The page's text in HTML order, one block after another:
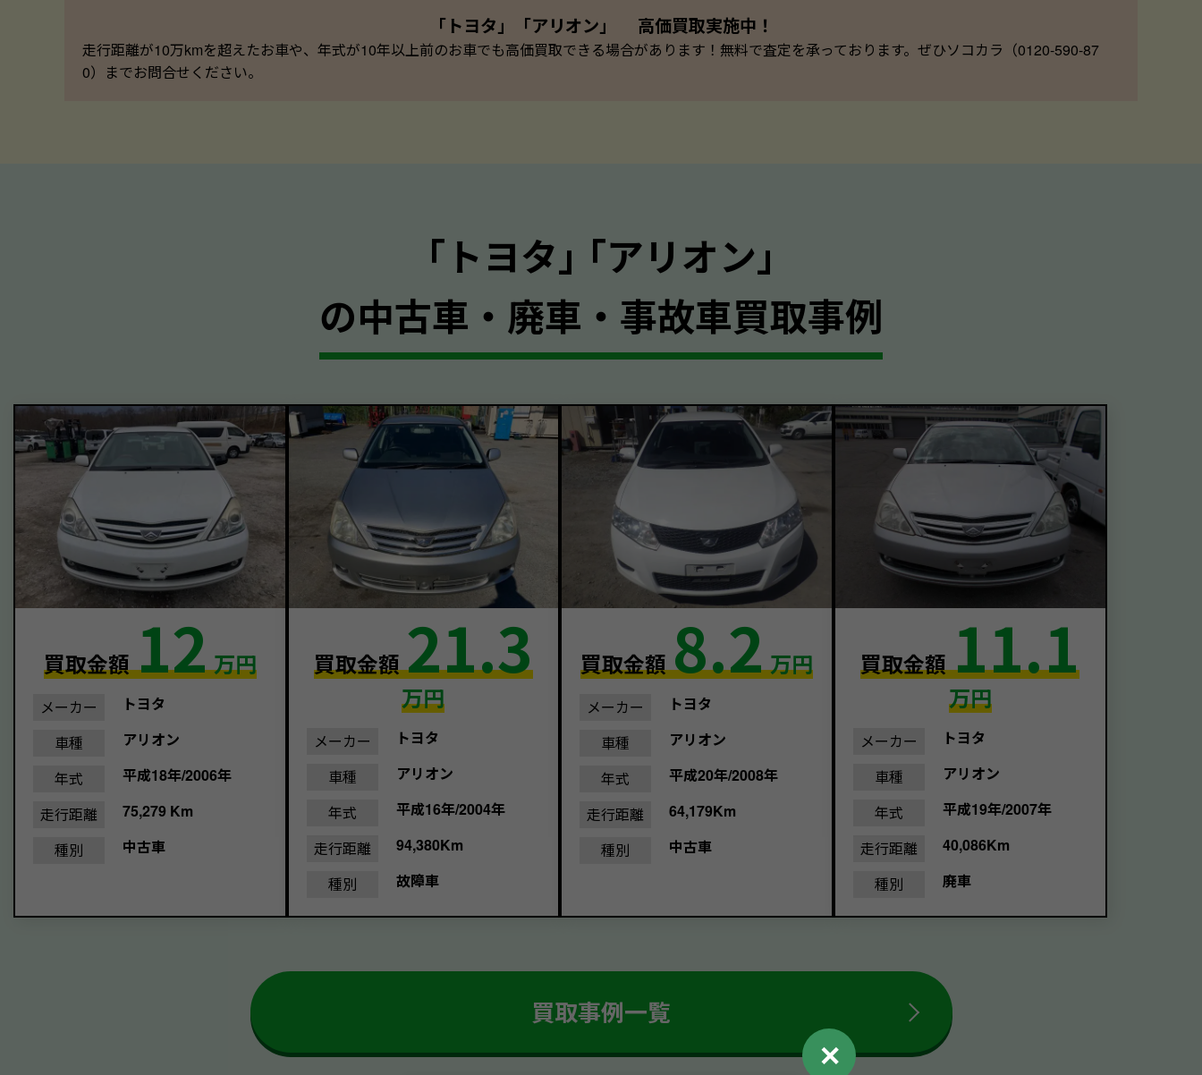
「トヨタ」「アリオン」 高価買取実施中！
走行距離が10万kmを超えたお車や、年式が10年以上前のお車でも高価買取できる場合があります！無料で査定を承っております。ぜひソコカラ（0120-590-87
0）までお問合せください。
｢トヨタ｣ ｢アリオン｣
の中古車・廃車・事故車買取事例
買取金額12 万円
メーカー
トヨタ
車種
アリオン
年式
平成18年/2006年
走行距離
75,279 Km
種別
中古車
買取金額21.3
万円
メーカー
トヨタ
車種
アリオン
年式
平成16年/2004年
走行距離
94,380Km
種別
故障車
買取金額8.2 万円
メーカー
トヨタ
車種
アリオン
年式
平成20年/2008年
走行距離
64,179Km
種別
中古車
買取金額11.1
万円
メーカー
トヨタ
車種
アリオン
年式
平成19年/2007年
走行距離
40,086Km
種別
廃車
買取事例一覧
✕